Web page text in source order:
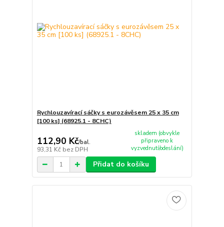
Rychlouzavírací sáčky s eurozávěsem 25 x 35 cm
[100 ks] (68925.1 - 8CHC)
112,90 Kč/bal.
93,31 Kč bez DPH
skladem (obvykle
připraveno k
vyzvednutí/odeslání)
Přidat do košíku